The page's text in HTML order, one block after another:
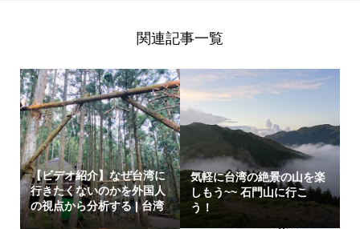
関連記事一覧
【ビデオ紹介】なぜ台湾に
行きたくないのかを外国人
の視点から分析する | 台湾
イン...
気軽に台湾の絶景の山を楽
しもう~~ 石門山に行こ
う！